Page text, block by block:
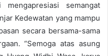
mengapresiasi semangat
Kedewatan yang mampu
secara bersama-sama
“Semoga atas asung